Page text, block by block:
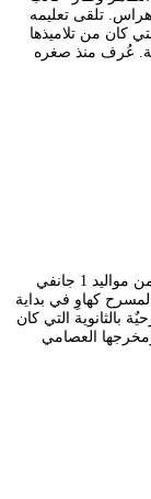
سوق أهراس. تلقى تعليمه
كان من تلاميذها
عُرف منذ صغره
كاتب – مخرج محمد شرشال كاتب ومخرج مسرحي من مواليد 1 جانفي
المسرح كهاوِ في بداية
بالثانوية التي كان
ومخرجها العصامي